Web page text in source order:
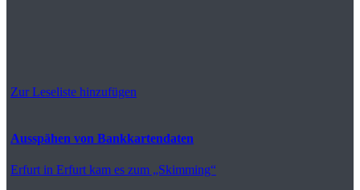
Zur Leseliste hinzufügen
Ausspähen von Bankkartendaten
Erfurt in Erfurt kam es zum „Skimming“